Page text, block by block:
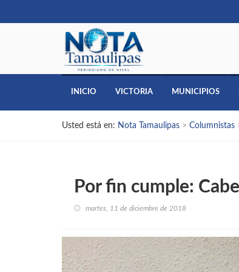
INICIO VICTORIA MUNICIPIOS
Usted está en: Nota Tamaulipas > Columnistas
Por fin cumple:
martes, 11 de diciembre de 2018